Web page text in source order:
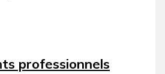
professionnels